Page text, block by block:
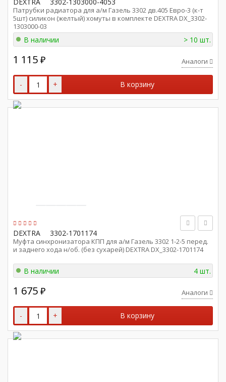
Патрубки радиатора для а/м Газель 3302 дв.405 Евро-3 (к-т
5шт) силикон (желтый) хомуты в комплекте DEXTRA DX_3302-
1303000-03
В наличии > 10 шт.
1 115 ₽ Аналоги
- + В корзину
DEXTRA 3302-1701174
Муфта синхронизатора КПП для а/м Газель 3302 1-2-5 перед.
и заднего хода н/об. (без сухарей) DEXTRA DX_3302-1701174
В наличии 4 шт.
1 675 ₽ Аналоги
- + В корзину